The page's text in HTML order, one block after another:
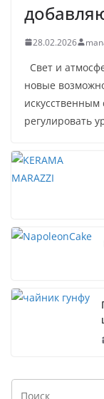
28.02.2026
Свет и
новые
регулировать